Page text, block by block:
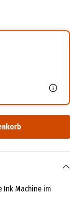
Ink Machine im